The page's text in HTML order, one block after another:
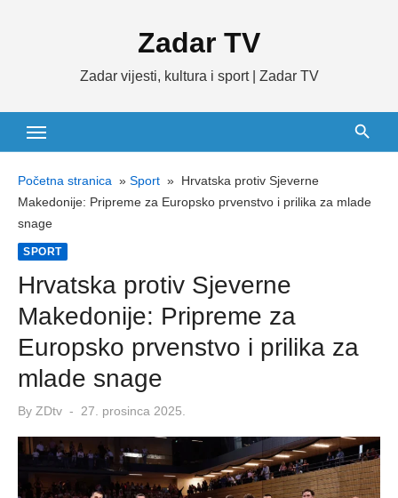
Zadar TV
Zadar vijesti, kultura i sport | Zadar TV
Početna stranica » Sport » Hrvatska protiv Sjeverne
Makedonije: Pripreme za Europsko prvenstvo i prilika za mlade
snage
SPORT
Hrvatska protiv Sjeverne
Makedonije: Pripreme za
Europsko prvenstvo i prilika za
mlade snage
By ZDtv
Posted
27. prosinca 2025.